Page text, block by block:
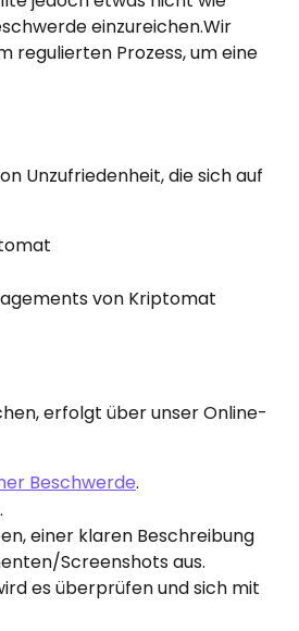
einzureichen.Wir
regulierten Prozess, um eine
Unzufriedenheit, die sich auf
von Kriptomat
erfolgt über unser Online-
Beschwerde.
.
einer klaren Beschreibung
Screenshots aus.
es überprüfen und sich mit